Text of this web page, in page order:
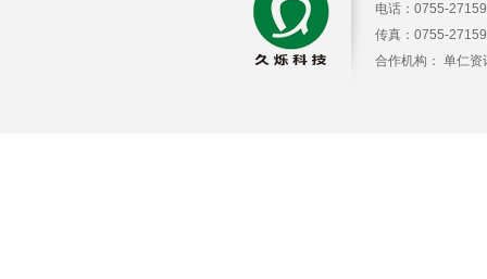
电话： 0755-
传真： 0755-
合作机构： 单仁